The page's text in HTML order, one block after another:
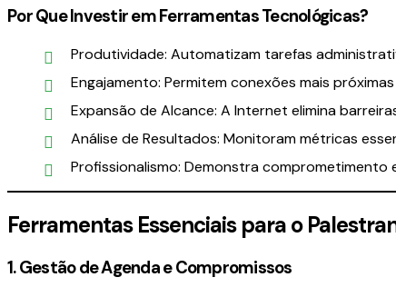
Por Que Investir em Ferramentas Tecnológicas?
Produtividade: Automatizam tarefas
Engajamento: Permitem conexões mais
Expansão de Alcance: A Internet elimina
Análise de Resultados: Monitoram métricas
Profissionalismo: Demonstra
Ferramentas Essenciais para o
1. Gestão de Agenda e Compromissos